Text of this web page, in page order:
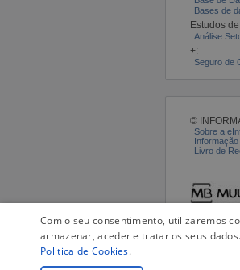
Bases de
Estudos
Análise
+:
Seguro de
©
Sobre a
Livro de
Com o seu consentimento, utilizaremos
armazenar, aceder e tratar os seus
Politica de Cookies.